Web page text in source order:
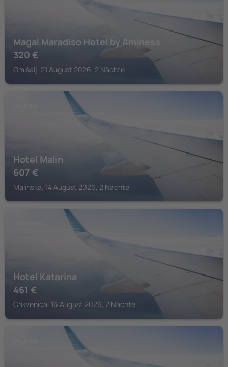
Magal Maradiso Hotel by Aminess
320 €
Omišalj, 21 August 2026, 2 Nächte
Hotel Malin
607 €
Malinska, 14 August 2026, 2 Nächte
Hotel Katarina
461 €
Crikvenica, 16 August 2026, 2 Nächte